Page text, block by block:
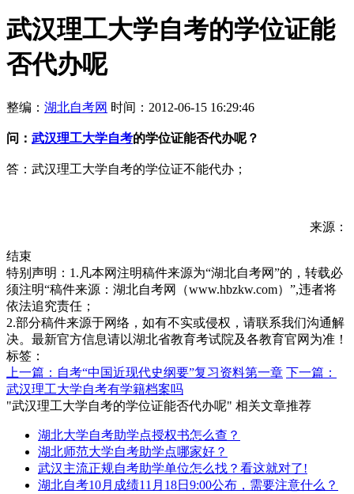
武汉理工大学自考的学位证能
否代办呢
整编： 湖北自考网 时间：2012-06-15 16:29:46
问： 武汉理工大学自考的学位证能否代办呢？
答：武汉理工大学自考的学位证不能代办；
来源：
结束
特别声明：1.凡本网注明稿件来源为“湖北自考网”的，转载必
须注明“稿件来源：湖北自考网（www.hbzkw.com）”,违者将
依法追究责任；
2.部分稿件来源于网络，如有不实或侵权，请联系我们沟通解
决。最新官方信息请以湖北省教育考试院及各教育官网为准！
标签：
上一篇：自考“中国近现代史纲要”复习资料第一章 下一篇：
武汉理工大学自考有学籍档案吗
"武汉理工大学自考的学位证能否代办呢" 相关文章推荐
湖北大学自考助学点授权书怎么查？
湖北师范大学自考助学点哪家好？
武汉主流正规自考助学单位怎么找？看这就对了!
湖北自考10月成绩11月18日9:00公布，需要注意什么？